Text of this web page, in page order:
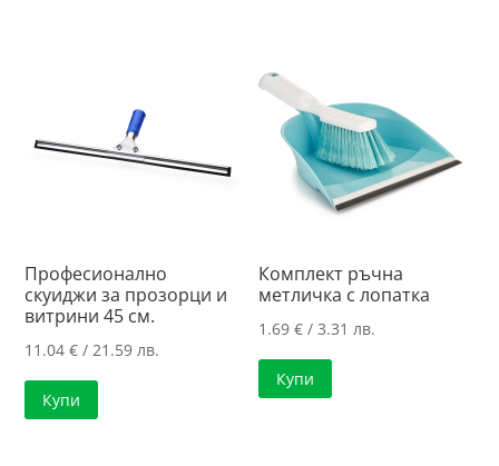
Професионално
скуиджи за прозорци и
витрини 45 см.
11.04€ / 21.59 лв.
Купи
Комплект ръчна
метличка с лопатка
1.69€ / 3.31 лв.
Купи